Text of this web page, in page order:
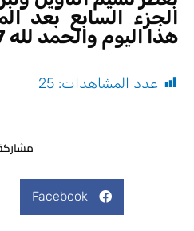
الجزء السابع بعد
هذا اليوم والحمد لله 2020/10/17
عدد المشاهدات: 25
Facebook